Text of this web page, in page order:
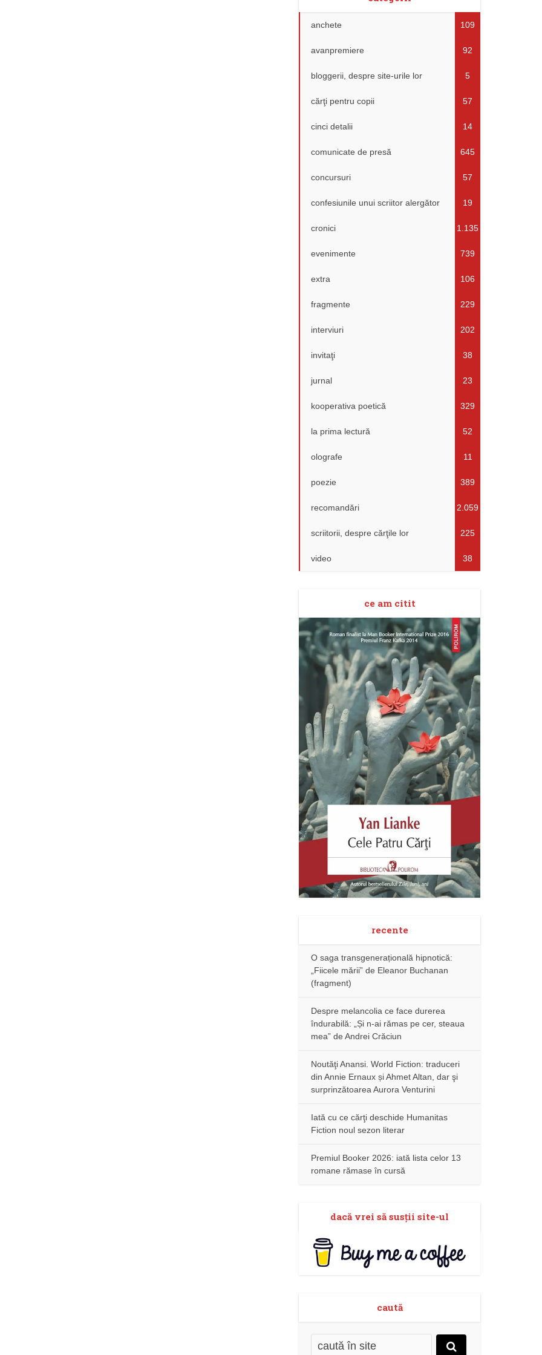
anchete 109
avanpremiere 92
bloggerii, despre site-urile lor 5
cărţi pentru copii 57
cinci detalii 14
comunicate de presă 645
concursuri 57
confesiunile unui scriitor alergător 19
cronici 1.135
evenimente 739
extra 106
fragmente 229
interviuri 202
invitaţi 38
jurnal 23
kooperativa poetică 329
la prima lectură 52
olografe 11
poezie 389
recomandări 2.059
scriitorii, despre cărţile lor 225
video 38
ce am citit
recente
O saga transgenerațională hipnotică:
„Fiicele mării” de Eleanor Buchanan
(fragment)
Despre melancolia ce face durerea
îndurabilă: „Și n-ai rămas pe cer, steaua
mea” de Andrei Crăciun
Noutăţi Anansi. World Fiction: traduceri
din Annie Ernaux și Ahmet Altan, dar şi
surprinzătoarea Aurora Venturini
Iată cu ce cărţi deschide Humanitas
Fiction noul sezon literar
Premiul Booker 2026: iată lista celor 13
romane rămase în cursă
dacă vrei să susţii site-ul
caută